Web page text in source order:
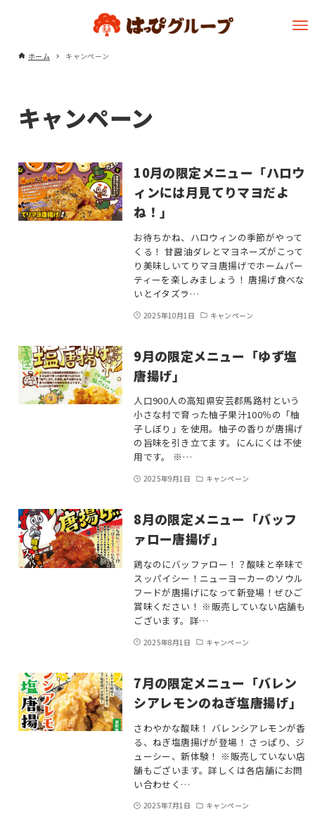
ホーム キャンペーン
キャンペーン
10月の限定メニュー「ハロウ
ィンには月見てりマヨだよ
ね！」
お待ちかね、ハロウィンの季節がやって
くる！ 甘醤油ダレとマヨネーズがこって
り美味しいてりマヨ唐揚げでホームパー
ティーを楽しみましょう！ 唐揚げ食べな
いとイタズラ…
2025年10月1日 キャンペーン
9月の限定メニュー「ゆず塩
唐揚げ」
人口900人の高知県安芸郡馬路村という
小さな村で育った柚子果汁100％の「柚
子しぼり」を使用。柚子の香りが唐揚げ
の旨味を引き立てます。にんにくは不使
用です。 ※…
2025年9月1日 キャンペーン
8月の限定メニュー「バッフ
ァロー唐揚げ」
鶏なのにバッファロー！？酸味と辛味で
スッパイシー！ニューヨーカーのソウル
フードが唐揚げになって新登場！ぜひご
賞味ください！ ※販売していない店舗も
ございます。詳…
2025年8月1日 キャンペーン
7月の限定メニュー「バレン
シアレモンのねぎ塩唐揚げ」
さわやかな酸味！ バレンシアレモンが香
る、ねぎ塩唐揚げが登場！ さっぱり、ジ
ューシー、新体験！ ※販売していない店
舗もございます。詳しくは各店舗にお問
い合わせく…
2025年7月1日 キャンペーン